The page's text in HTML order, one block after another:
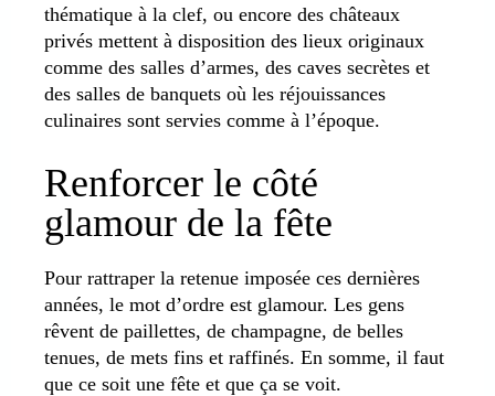
thématique à la clef, ou encore des châteaux
privés mettent à disposition des lieux originaux
comme des salles d’armes, des caves secrètes et
des salles de banquets où les réjouissances
culinaires sont servies comme à l’époque.
Renforcer le côté
glamour de la fête
Pour rattraper la retenue imposée ces dernières
années, le mot d’ordre est glamour. Les gens
rêvent de paillettes, de champagne, de belles
tenues, de mets fins et raffinés. En somme, il faut
que ce soit une fête et que ça se voit.